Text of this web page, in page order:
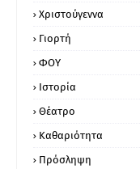
Χριστούγεννα
Γιορτή
ΦΟΥ
Ιστορία
Θέατρο
Καθαριότητα
Πρόσληψη